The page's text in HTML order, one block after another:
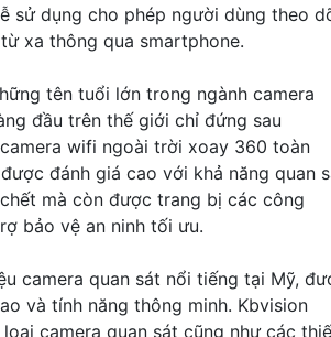
sử dụng cho phép người dùng theo
xa thông qua smartphone.
tên tuổi lớn trong ngành camera
đầu trên thế giới chỉ đứng sau
wifi ngoài trời xoay 360 toàn
đánh giá cao với khả năng quan
mà còn được trang bị các công
bảo vệ an ninh tối ưu.
camera quan sát nổi tiếng tại Mỹ,
và tính năng thông minh. Kbvision
camera quan sát cũng như các